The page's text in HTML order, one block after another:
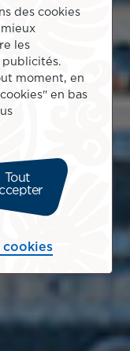
des cookies
les
moment, en
en bas
Tout
cookies